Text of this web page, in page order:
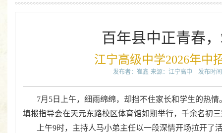
百年县中正青春
江宁高级中学2026年中
发布者：崔鑫 来源：江宁高中 发布时
7月 5 日上午，细雨绵绵，却挡不住家长和学生的热
填报指导会在天元东路校区体育馆如期举行，千余名初
上午9时，主持人马小弟主任以一段深情开场拉开了